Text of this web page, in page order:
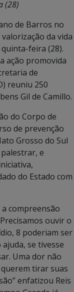
(28)
de Barros no
da vida
feira (28).
ação promovida
de
reuniu 250
Gil de Camillo.
do Corpo de
de prevenção
Grosso do Sul
e
do Estado com
compreensão
ouvir o
8 poderiam ser
se tivesse
Uma dor não
tirar suas
enfatizou Reis